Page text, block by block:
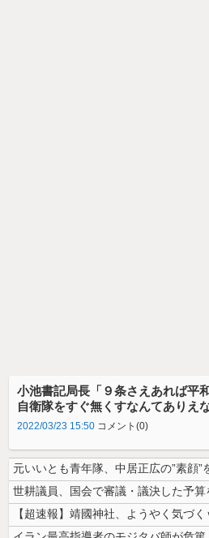
小池書記局長「９条さえあれば平
自衛隊をすぐ無くすなんてありえな
2022/03/23 15:50 コメント(0)
元いいとも青年隊、中居正広の”素顔”
【超速報】靖國神社、ようやく気づ